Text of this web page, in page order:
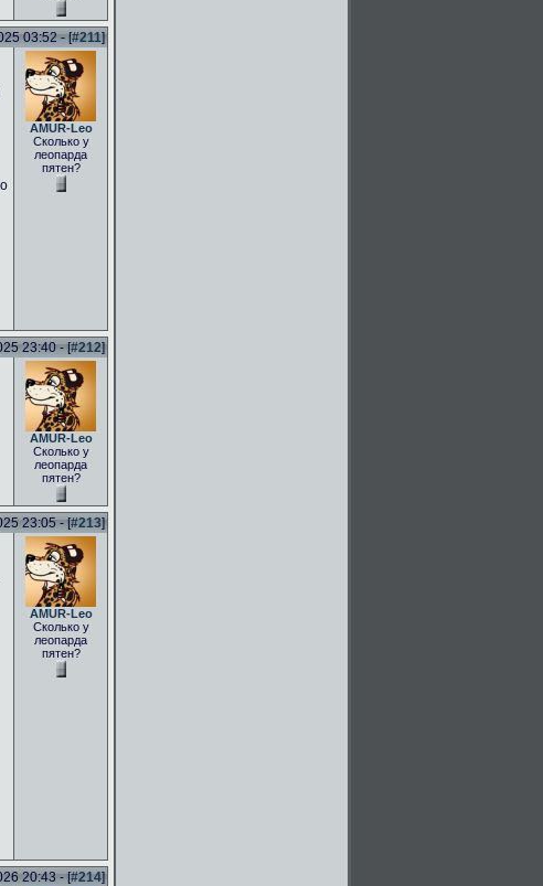
03:52 - [#211]
AMUR-Leo
Сколько у
леопарда
пятен?
23:40 - [#212]
AMUR-Leo
Сколько у
леопарда
пятен?
23:05 - [#213]
AMUR-Leo
Сколько у
леопарда
пятен?
20:43 - [#214]